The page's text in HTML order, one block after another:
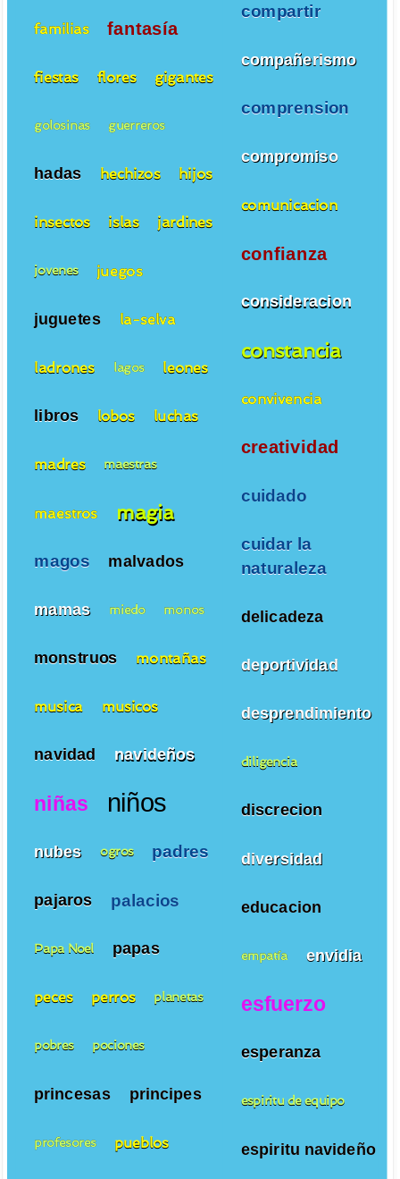
compartir
compañerismo
comprension
compromiso
comunicacion
confianza
consideracion
constancia
convivencia
creatividad
cuidado
cuidar la
naturaleza
delicadeza
deportividad
desprendimiento
diligencia
discrecion
diversidad
educacion
empatía envidia
esfuerzo
esperanza
espiritu de equipo
espiritu navideño
familias fantasía
fiestas flores gigantes
golosinas guerreros
hadas hechizos hijos
insectos islas jardines
jovenes juegos
juguetes la-selva
ladrones lagos leones
libros lobos luchas
madres maestras
maestros magia
magos malvados
mamas miedo monos
monstruos montañas
musica musicos
navidad navideños
niñas niños
nubes ogros padres
pajaros palacios
Papa Noel papas
peces perros planetas
pobres pociones
princesas principes
profesores pueblos